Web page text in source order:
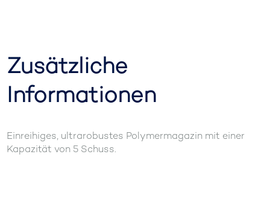
Zusätzliche
Informationen
Einreihiges, ultrarobustes Polymermagazin mit einer
Kapazität von 5 Schuss.